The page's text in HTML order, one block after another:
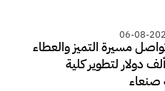
06-08-
مسيرة التميز والعطاء
100 ألف دولار لتطوير كلية
صنعاء